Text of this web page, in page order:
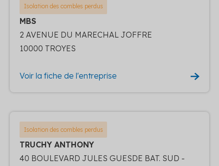
Isolation des combles perdus
MBS
2 AVENUE DU MARECHAL JOFFRE
10000 TROYES
Voir la fiche de l'entreprise
Isolation des combles perdus
TRUCHY ANTHONY
40 BOULEVARD JULES GUESDE BAT. SUD -